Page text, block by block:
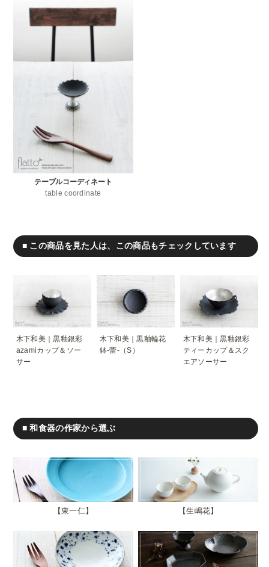
テーブルコーディネート
table coordinate
■ この商品を見た人は、この商品もチェックしています
木下和美｜黒釉銀彩
azamiカップ＆ソー
サー
木下和美｜黒釉輪花
鉢-蕾-（S）
木下和美｜黒釉銀彩
ティーカップ＆スク
エアソーサー
■ 和食器の作家から選ぶ
東一仁 生嶋花